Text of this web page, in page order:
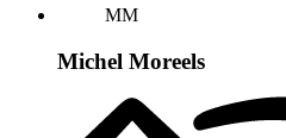
MM
Michel Moreels